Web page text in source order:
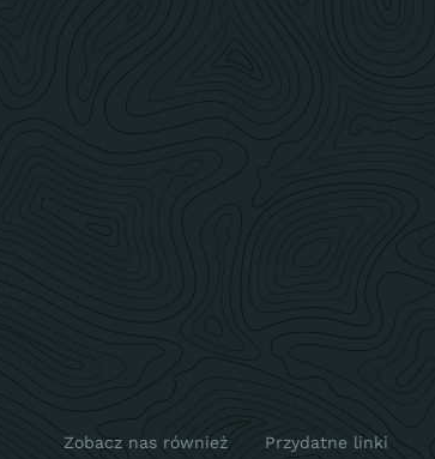
Zobacz nas również Przydatne linki